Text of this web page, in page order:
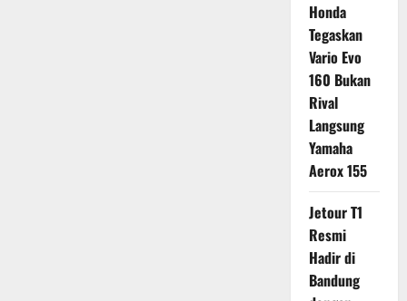
Honda
Tegaskan
Vario Evo
160 Bukan
Rival
Langsung
Yamaha
Aerox 155
Jetour T1
Resmi
Hadir di
Bandung